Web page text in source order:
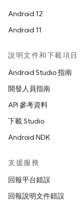
Android 12
Android 11
說明文件和下載項目
Android Studio 指南
開發人員指南
API 參考資料
下載 Studio
Android NDK
支援服務
回報平台錯誤
回報說明文件錯誤